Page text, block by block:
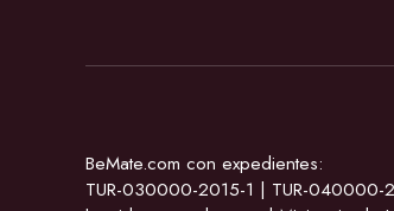
BeMate.com con expedientes:
TUR-030000-2015-1 | TUR-